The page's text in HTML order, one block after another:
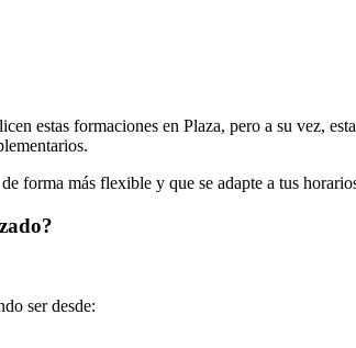
estas formaciones en Plaza, pero a su vez,
forma más flexible y que se adapte a tus
ser desde: